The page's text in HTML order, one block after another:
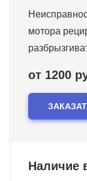
мотора
от 1200
Наличие